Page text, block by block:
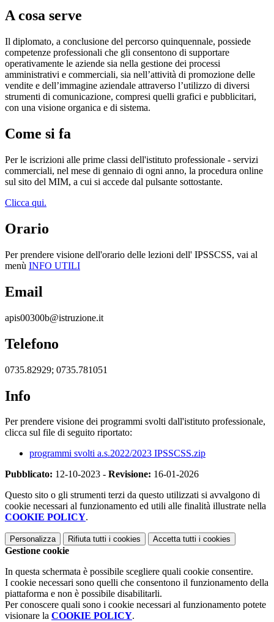
A cosa serve
Il diplomato, a conclusione del percorso quinquennale, possiede
competenze professionali che gli consentono di supportare
operativamente le aziende sia nella gestione dei processi
amministrativi e commerciali, sia nell’attività di promozione delle
vendite e dell’immagine aziendale attraverso l’utilizzo di diversi
strumenti di comunicazione, compresi quelli grafici e pubblicitari,
con una visione organica e di sistema.
Come si fa
Per le iscrizioni alle prime classi dell'istituto professionale - servizi
commerciali, nel mese di gennaio di ogni anno, la procedura online
sul sito del MIM, a cui si accede dal pulsante sottostante.
Clicca qui.
Orario
Per prendere visione dell'orario delle lezioni dell' IPSSCSS, vai al
menù INFO UTILI
Email
apis00300b@istruzione.it
Telefono
0735.82929; 0735.781051
Info
Per prendere visione dei programmi svolti dall'istituto professionale,
clicca sul file di seguito riportato:
programmi svolti a.s.2022/2023 IPSSCSS.zip
Pubblicato: 12-10-2023 - Revisione: 16-01-2026
Questo sito o gli strumenti terzi da questo utilizzati si avvalgono di
cookie necessari al funzionamento ed utili alle finalità illustrate nella
COOKIE POLICY.
Personalizza Rifiuta tutti i cookies Accetta tutti i cookies
Gestione cookie
In questa schermata è possibile scegliere quali cookie consentire.
I cookie necessari sono quelli che consentono il funzionamento della
piattaforma e non è possibile disabilitarli.
Per conoscere quali sono i cookie necessari al funzionamento potete
visionare la COOKIE POLICY.